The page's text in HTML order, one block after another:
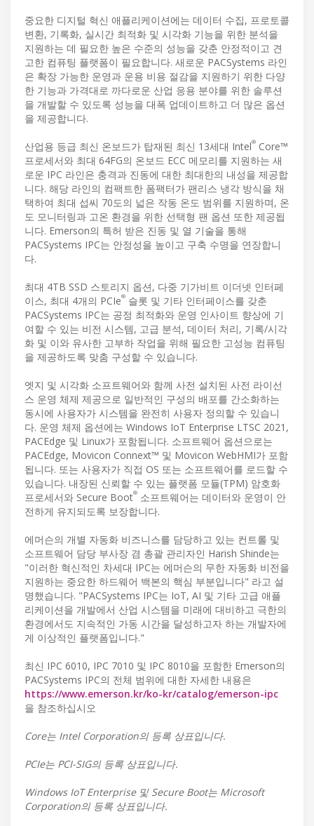
중요한 디지털 혁신 애플리케이션에는 데이터 수집, 프로토콜
변환, 기록화, 실시간 최적화 및 시각화 기능을 위한 분석을
지원하는 데 필요한 높은 수준의 성능을 갖춘 안정적이고 견
고한 컴퓨팅 플랫폼이 필요합니다. 새로운 PACSystems 라인
은 확장 가능한 운영과 운용 비용 절감을 지원하기 위한 다양
한 기능과 가격대로 까다로운 산업 응용 분야를 위한 솔루션
을 개발할 수 있도록 성능을 대폭 업데이트하고 더 많은 옵션
을 제공합니다.
산업용 등급 최신 온보드가 탑재된 최신 13세대 Intel® Core™
프로세서와 최대 64FG의 온보드 ECC 메모리를 지원하는 새
로운 IPC 라인은 충격과 진동에 대한 최대한의 내성을 제공합
니다. 해당 라인의 컴팩트한 폼팩터가 팬리스 냉각 방식을 채
택하여 최대 섭씨 70도의 넓은 작동 온도 범위를 지원하며, 온
도 모니터링과 고온 환경을 위한 선택형 팬 옵션 또한 제공됩
니다. Emerson의 특허 받은 진동 및 열 기술을 통해
PACSystems IPC는 안정성을 높이고 구축 수명을 연장합니
다.
최대 4TB SSD 스토리지 옵션, 다중 기가비트 이더넷 인터페
이스, 최대 4개의 PCIe® 슬롯 및 기타 인터페이스를 갖춘
PACSystems IPC는 공정 최적화와 운영 인사이트 향상에 기
여할 수 있는 비전 시스템, 고급 분석, 데이터 처리, 기록/시각
화 및 이와 유사한 고부하 작업을 위해 필요한 고성능 컴퓨팅
을 제공하도록 맞춤 구성할 수 있습니다.
엣지 및 시각화 소프트웨어와 함께 사전 설치된 사전 라이선
스 운영 체제 제공으로 일반적인 구성의 배포를 간소화하는
동시에 사용자가 시스템을 완전히 사용자 정의할 수 있습니
다. 운영 체제 옵션에는 Windows IoT Enterprise LTSC 2021,
PACEdge 및 Linux가 포함됩니다. 소프트웨어 옵션으로는
PACEdge, Movicon Connext™ 및 Movicon WebHMI가 포함
됩니다. 또는 사용자가 직접 OS 또는 소프트웨어를 로드할 수
있습니다. 내장된 신뢰할 수 있는 플랫폼 모듈(TPM) 암호화
프로세서와 Secure Boot® 소프트웨어는 데이터와 운영이 안
전하게 유지되도록 보장합니다.
에머슨의 개별 자동화 비즈니스를 담당하고 있는 컨트롤 및
소프트웨어 담당 부사장 겸 총괄 관리자인 Harish Shinde는
"이러한 혁신적인 차세대 IPC는 에머슨의 무한 자동화 비전을
지원하는 중요한 하드웨어 백본의 핵심 부분입니다" 라고 설
명했습니다. "PACSystems IPC는 IoT, AI 및 기타 고급 애플
리케이션을 개발에서 산업 시스템을 미래에 대비하고 극한의
환경에서도 지속적인 가동 시간을 달성하고자 하는 개발자에
게 이상적인 플랫폼입니다."
최신 IPC 6010, IPC 7010 및 IPC 8010을 포함한 Emerson의
PACSystems IPC의 전체 범위에 대한 자세한 내용은
https://www.emerson.kr/ko-kr/catalog/emerson-ipc
을 참조하십시오
Core는 Intel Corporation의 등록 상표입니다.
PCIe는 PCI-SIG의 등록 상표입니다.
Windows IoT Enterprise 및 Secure Boot는 Microsoft
Corporation의 등록 상표입니다.